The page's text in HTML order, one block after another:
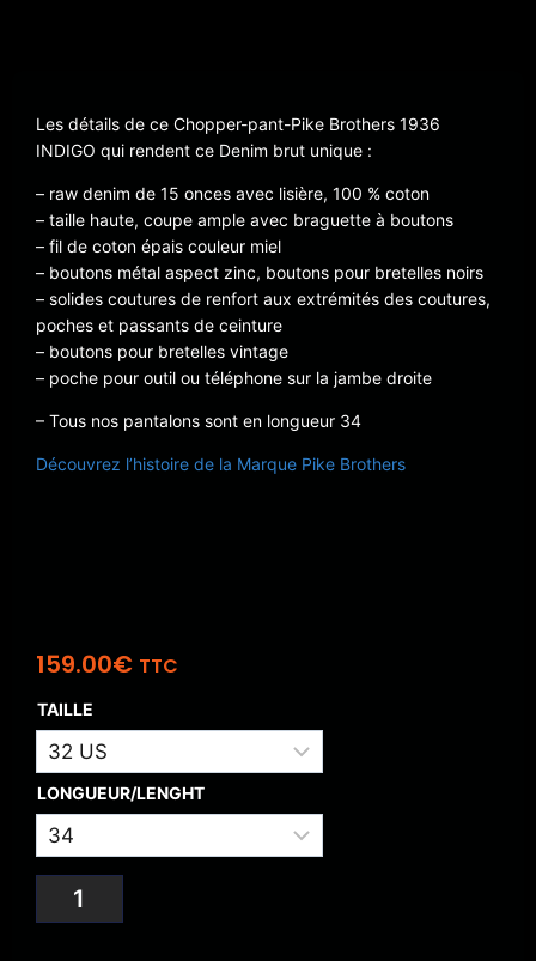
Les détails de ce Chopper-pant-Pike Brothers 1936
INDIGO qui rendent ce Denim brut unique :
– raw denim de 15 onces avec lisière, 100 % coton
– taille haute, coupe ample avec braguette à boutons
– fil de coton épais couleur miel
– boutons métal aspect zinc, boutons pour bretelles noirs
– solides coutures de renfort aux extrémités des coutures,
poches et passants de ceinture
– boutons pour bretelles vintage
– poche pour outil ou téléphone sur la jambe droite
– Tous nos pantalons sont en longueur 34
Découvrez l’histoire de la Marque Pike Brothers
159.00€ TTC
TAILLE
LONGUEUR/LENGHT